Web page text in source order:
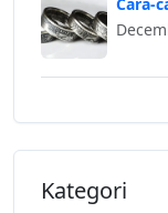
Cara-
Kategori